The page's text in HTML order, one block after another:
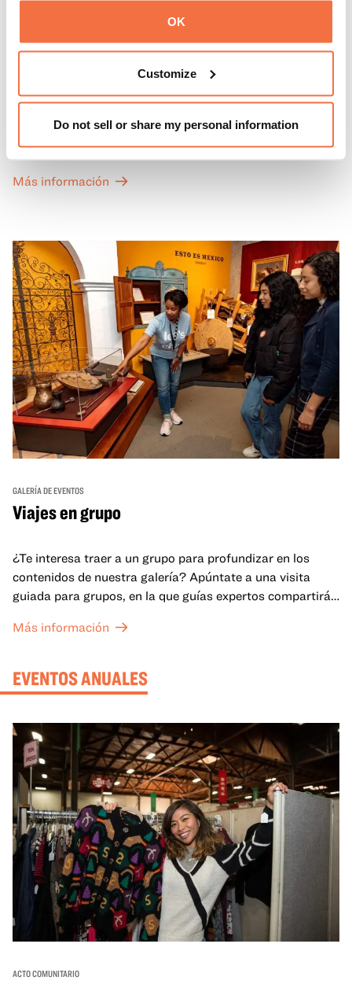
OK
Customize
Do not sell or share my personal information
PRIMEROS DOMINGOS
Primeros domingos
a las Galerías de Arte, Historia y Ciencias Naturales de
California del OMCA es gratuita y las entradas para las
a un precio reducido de 6 $.
Más información
GALERÍA DE EVENTOS
Viajes en grupo
¿Te interesa traer a un grupo para profundizar en los
contenidos de nuestra galería? Apúntate a una visita
guiada para grupos, en la que guías expertos compartirán
mejor lo que se expone en las galerías del OMCA.
Más información
EVENTOS ANUALES
ACTO COMUNITARIO